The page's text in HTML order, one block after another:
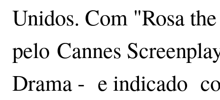
Unidos. Com "Rosa
pelo Cannes
Drama - e indicado